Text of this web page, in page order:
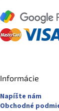
Informácie
Napíšte nám
Obchodné